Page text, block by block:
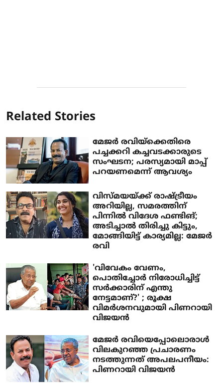
Related Stories
മേജര്‍ രവിയ്ക്കെതിരെ
പച്ചക്കറി കച്ചവടക്കാരുടെ
സംഘടന; പരസ്യമായി മാപ്പ്
പറയണമെന്ന് ആവശ്യം
വിസ്മയയ്ക്ക് രാഷ്ട്രീയം
അറിയില്ല, സമരത്തിന്
പിന്നില്‍ വിദേശ ഫണ്ടിങ്;
അടിച്ചാല്‍ തിരിച്ചു കിട്ടും,
മോങ്ങിയിട്ട് കാര്യമില്ല: മേജര്‍
രവി
'വിവേകം വേണം,
പൊതിച്ചോര്‍ നിരോധിച്ചിട്ട്
സര്‍ക്കാരിന് എന്തു
നേട്ടമാണ്?' ; രൂക്ഷ
വിമര്‍ശനവുമായി പിണറായി
വിജയന്‍
മേജര്‍ രവിയെപ്പോലൊരാള്‍
വിലകുറഞ്ഞ പ്രചാരണം
നടത്തുന്നത് അപലപനീയം:
പിണറായി വിജയന്‍